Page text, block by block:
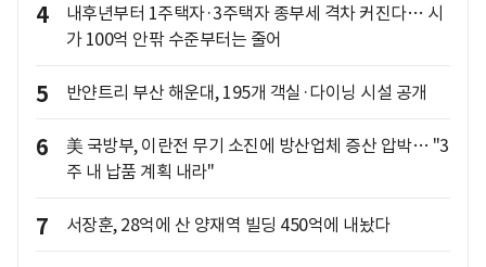
4
내후년부터 1주택자·3주택자 종부세 격차 커진다… 시
가 100억 안팎 수준부터는 줄어
5 반얀트리 부산 해운대, 195개 객실·다이닝 시설 공개
6
美 국방부, 이란전 무기 소진에 방산업체 증산 압박… "3
주 내 납품 계획 내라"
7 서장훈, 28억에 산 양재역 빌딩 450억에 내놨다